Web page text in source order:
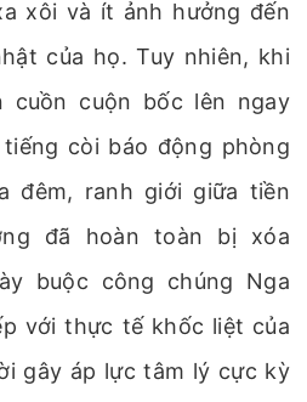
xôi và ít ảnh hưởng đến
của họ. Tuy nhiên, khi
cuồn cuộn bốc lên ngay
còi báo động phòng
đêm, ranh giới giữa tiền
đã hoàn toàn bị xóa
buộc công chúng Nga
với thực tế khốc liệt của
gây áp lực tâm lý cực kỳ